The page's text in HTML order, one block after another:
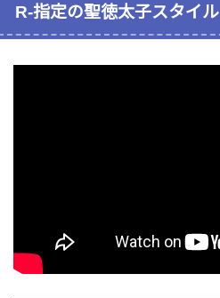
R-指定の聖徳太子スタイル